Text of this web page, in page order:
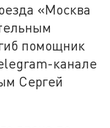
«Москва
помощник
канале
Сергей